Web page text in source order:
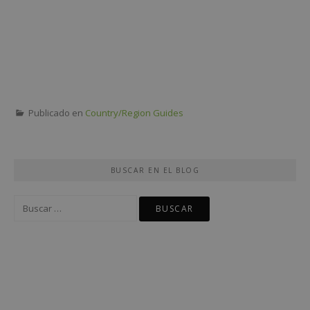
Publicado en Country/Region Guides
BUSCAR EN EL BLOG